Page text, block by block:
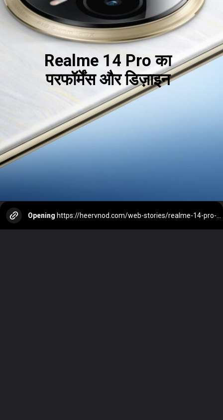
Realme 14 Pro का
परफॉर्मेंस और डिज़ाइन
Opening